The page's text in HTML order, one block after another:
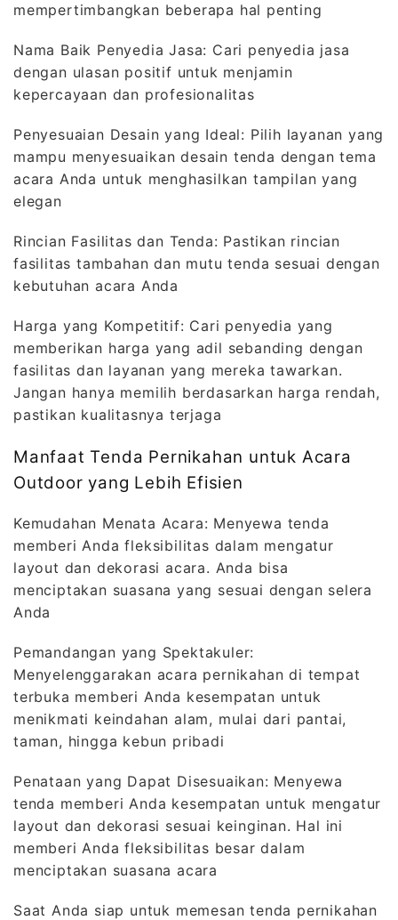
mempertimbangkan beberapa hal penting
Nama Baik Penyedia Jasa: Cari penyedia jasa
dengan ulasan positif untuk menjamin
kepercayaan dan profesionalitas
Penyesuaian Desain yang Ideal: Pilih layanan yang
mampu menyesuaikan desain tenda dengan tema
acara Anda untuk menghasilkan tampilan yang
elegan
Rincian Fasilitas dan Tenda: Pastikan rincian
fasilitas tambahan dan mutu tenda sesuai dengan
kebutuhan acara Anda
Harga yang Kompetitif: Cari penyedia yang
memberikan harga yang adil sebanding dengan
fasilitas dan layanan yang mereka tawarkan.
Jangan hanya memilih berdasarkan harga rendah,
pastikan kualitasnya terjaga
Manfaat Tenda Pernikahan untuk Acara
Outdoor yang Lebih Efisien
Kemudahan Menata Acara: Menyewa tenda
memberi Anda fleksibilitas dalam mengatur
layout dan dekorasi acara. Anda bisa
menciptakan suasana yang sesuai dengan selera
Anda
Pemandangan yang Spektakuler:
Menyelenggarakan acara pernikahan di tempat
terbuka memberi Anda kesempatan untuk
menikmati keindahan alam, mulai dari pantai,
taman, hingga kebun pribadi
Penataan yang Dapat Disesuaikan: Menyewa
tenda memberi Anda kesempatan untuk mengatur
layout dan dekorasi sesuai keinginan. Hal ini
memberi Anda fleksibilitas besar dalam
menciptakan suasana acara
Saat Anda siap untuk memesan tenda pernikahan